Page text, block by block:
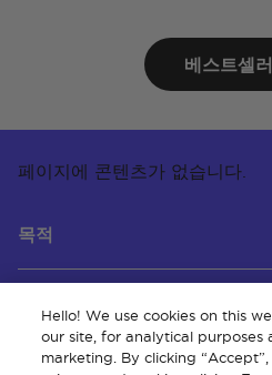
베스트셀
페이지에 콘텐츠가 없습니다.
목적
고객 서비스
Hello! We use cookies on this
our site, for analytical purposes
marketing. By clicking